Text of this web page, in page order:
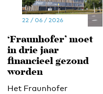
22 / 06 / 2026
‘Fraunhofer’ moet
in drie jaar
financieel gezond
worden
Het Fraunhofer